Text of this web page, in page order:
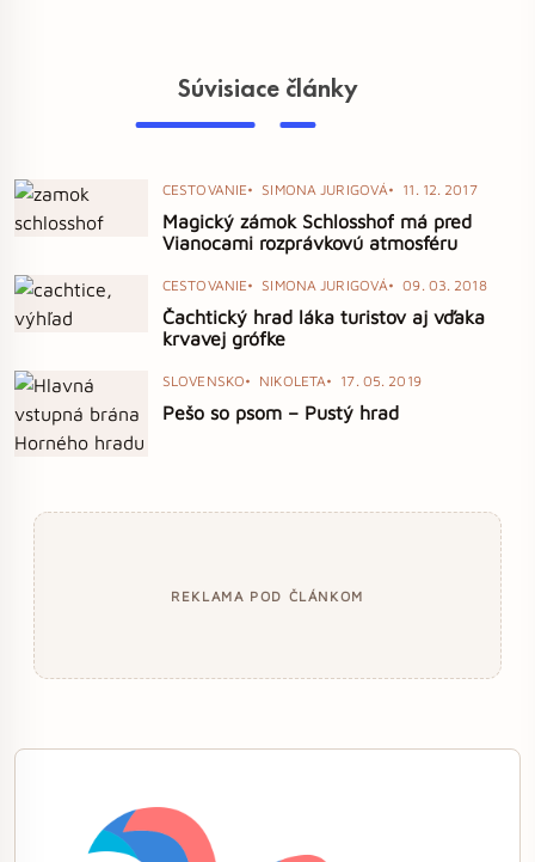
Súvisiace články
CESTOVANIE SIMONA JURIGOVÁ 11. 12. 2017
Magický zámok Schlosshof má pred
Vianocami rozprávkovú atmosféru
CESTOVANIE SIMONA JURIGOVÁ 09. 03. 2018
Čachtický hrad láka turistov aj vďaka
krvavej grófke
SLOVENSKO NIKOLETA 17. 05. 2019
Pešo so psom – Pustý hrad
REKLAMA POD ČLÁNKOM